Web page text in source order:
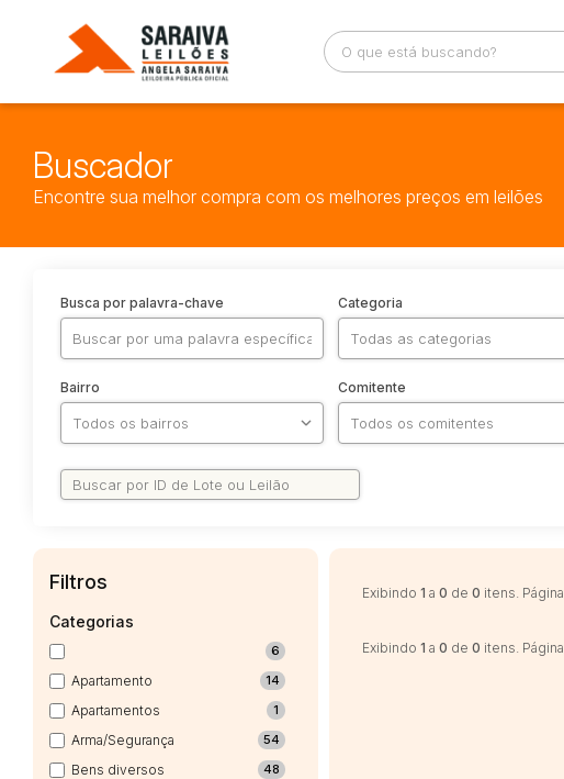
Buscador
Encontre sua melhor compra com os melhores preços em leilões
Busca por palavra-chave Categoria
Bairro Comitente
Filtros
Categorias
6
Apartamento 14
Apartamentos 1
Arma/Segurança 54
Bens diversos 48
Exibindo 1 a 0 de 0 itens. Página
Exibindo 1 a 0 de 0 itens. Página